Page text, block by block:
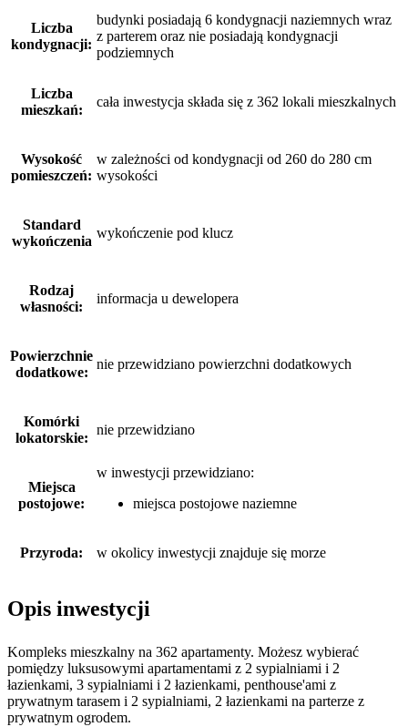
Liczba
kondygnacji:
budynki posiadają 6 kondygnacji naziemnych wraz
z parterem oraz nie posiadają kondygnacji
podziemnych
Liczba
mieszkań:
cała inwestycja składa się z 362 lokali mieszkalnych
Wysokość
pomieszczeń:
w zależności od kondygnacji od 260 do 280 cm
wysokości
Standard
wykończenia
wykończenie pod klucz
Rodzaj
własności:
informacja u dewelopera
Powierzchnie
dodatkowe:
nie przewidziano powierzchni dodatkowych
Komórki
lokatorskie:
nie przewidziano
Miejsca
postojowe:
w inwestycji przewidziano:
miejsca postojowe naziemne
Przyroda: w okolicy inwestycji znajduje się morze
Opis inwestycji
Kompleks mieszkalny na 362 apartamenty. Możesz wybierać
pomiędzy luksusowymi apartamentami z 2 sypialniami i 2
łazienkami, 3 sypialniami i 2 łazienkami, penthouse'ami z
prywatnym tarasem i 2 sypialniami, 2 łazienkami na parterze z
prywatnym ogrodem.